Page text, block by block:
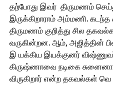
தற்போது இவர் திருமணம்
இருக்கிறாராம் அம்மணி. கடந்த
திருமணம் குறித்து சில
வருகின்றன. ஆம், அஜித்தின்
இ யக்கிய இயக்குனர்
கிருஷ்ணாவை நடிகை
விருகிறார் என்ற தகவல்கள் வெ